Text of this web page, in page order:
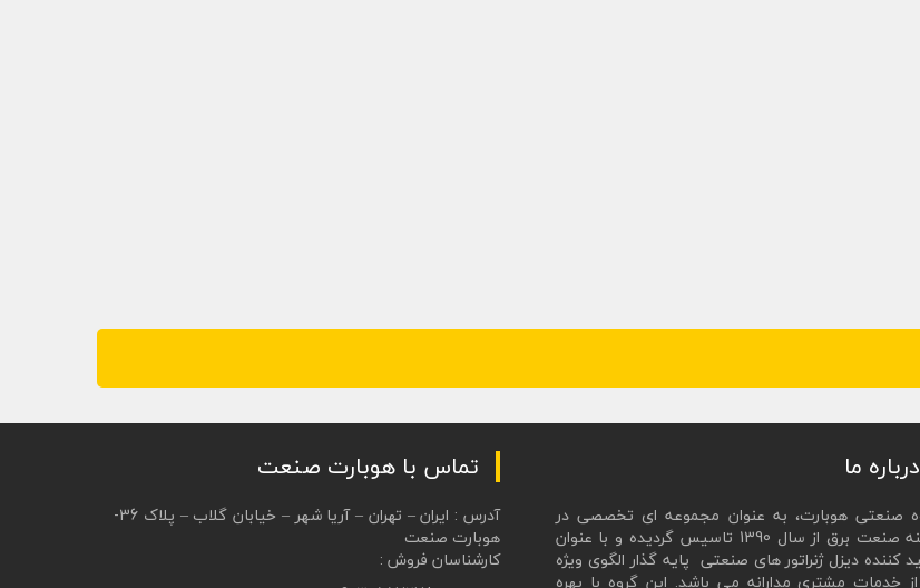
درباره ما
صنعتی هوبارت، به عنوان مجموعه ای تخصصی در
زمینه صنعت برق از سال 1390 تاسیس گردیده و با عنوان
کننده دیزل ژنراتور های صنعتی پایه گذار الگوی ویژه
خدمات مشتری مدارانه می باشد. این گروه با بهره
تماس با هوبارت صنعت
آدرس : ایران – تهران – آریا شهر – خیابان گلاب – پلاک 36-
هوبارت صنعت
کارشناسان فروش :